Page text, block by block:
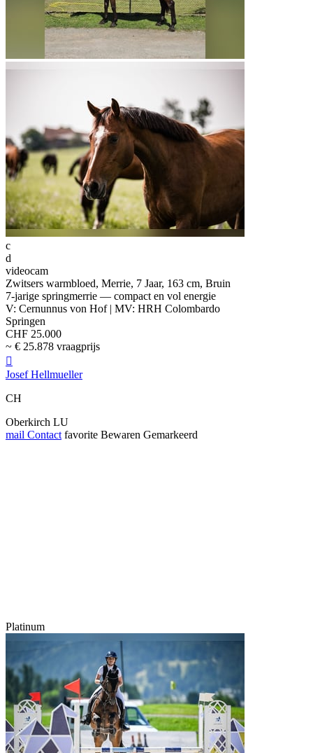
c
d
videocam
Zwitsers warmbloed, Merrie, 7 Jaar, 163 cm, Bruin
7-jarige springmerrie — compact en vol energie
V: Cernunnus von Hof | MV: HRH Colombardo
Springen
CHF 25.000
~ € 25.878 vraagprijs

Josef Hellmueller
CH
Oberkirch LU
mail Contact favorite Bewaren Gemarkeerd
Platinum